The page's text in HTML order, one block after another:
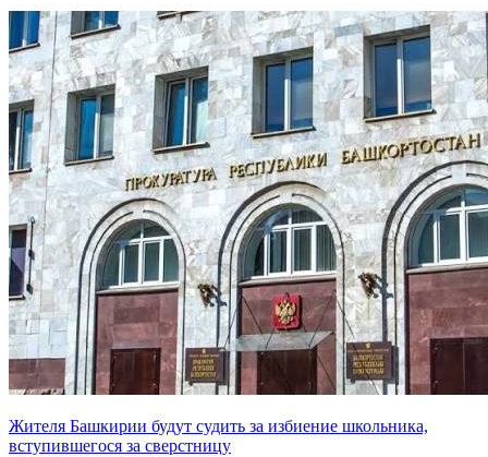
Жителя Башкирии будут судить за избиение школьника,
вступившегося за сверстницу